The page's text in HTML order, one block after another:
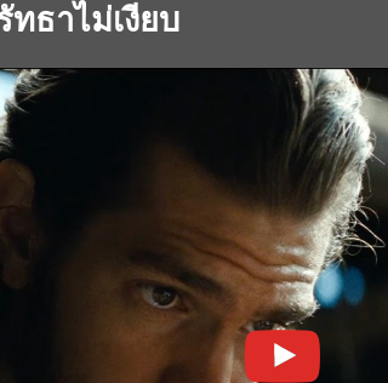
ทธาไม่เงียบ